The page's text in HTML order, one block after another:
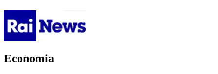
Economia